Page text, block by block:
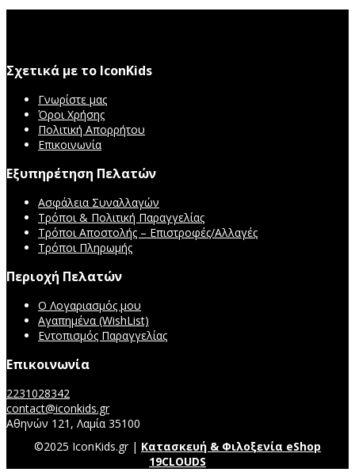
Σχετικά με το IconKids
Γνωρίστε μας
Όροι Χρήσης
Πολιτική Απορρήτου
Επικοινωνία
Εξυπηρέτηση Πελατών
Ασφάλεια Συναλλαγών
Τρόποι & Πολιτική Παραγγελίας
Τρόποι Αποστολής – Επιστροφές/Αλλαγές
Τρόποι Πληρωμής
Περιοχή Πελατών
Ο Λογαριασμός μου
Αγαπημένα (WishList)
Εντοπισμός Παραγγελίας
Επικοινωνία
2231028342
contact@iconkids.gr
Αθηνών 121, Λαμία 35100
©2025 IconKids.gr | Κατασκευή & Φιλοξενία eShop
19CLOUDS